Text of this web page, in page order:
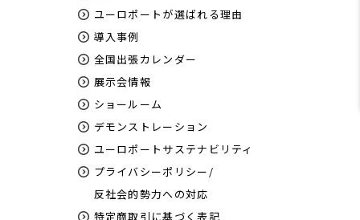
ユーロポートが選ばれる理由
導入事例
全国出張カレンダー
展示会情報
ショールーム
デモンストレーション
ユーロポートサステナビリティ
プライバシーポリシー/
反社会的勢力への対応
特定商取引に基づく表記